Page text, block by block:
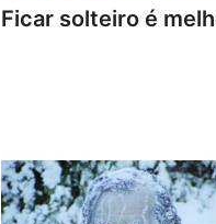
Ficar solteiro é